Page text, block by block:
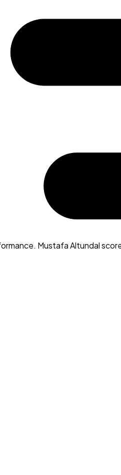
Mustafa Altundal